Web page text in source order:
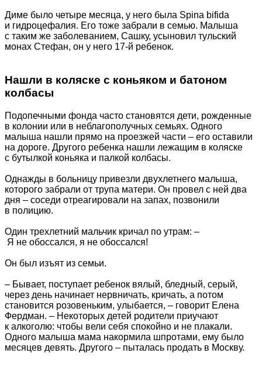
Диме было четыре месяца, у него была Spina bifida
и гидроцефалия. Его тоже забрали в семью. Малыша
с таким же заболеванием, Сашку, усыновил тульский
монах Стефан, он у него 17-й ребенок.
Нашли в коляске с коньяком и батоном
колбасы
Подопечными фонда часто становятся дети, рожденные
в колонии или в неблагополучных семьях. Одного
малыша нашли прямо на проезжей части – его оставили
на дороге. Другого ребенка нашли лежащим в коляске
с бутылкой коньяка и палкой колбасы.
Однажды в больницу привезли двухлетнего малыша,
которого забрали от трупа матери. Он провел с ней два
дня – соседи отреагировали на запах, позвонили
в полицию.
Один трехлетний мальчик кричал по утрам: –
Я не обоссался, я не обоссался!
Он был изъят из семьи.
– Бывает, поступает ребенок вялый, бледный, серый,
через день начинает нервничать, кричать, а потом
становится розовеньким, улыбается, – говорит Елена
Фердман. – Некоторых детей родители приучают
к алкоголю: чтобы вели себя спокойно и не плакали.
Одного малыша мама накормила шпротами, ему было
месяцев девять. Другого – пыталась продать в Москву.